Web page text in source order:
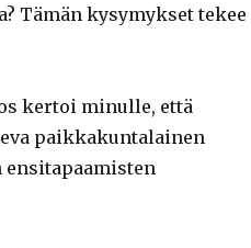
Tämän kysymykset tekee
kertoi minulle, että
paikkakuntalainen
ensitapaamisten